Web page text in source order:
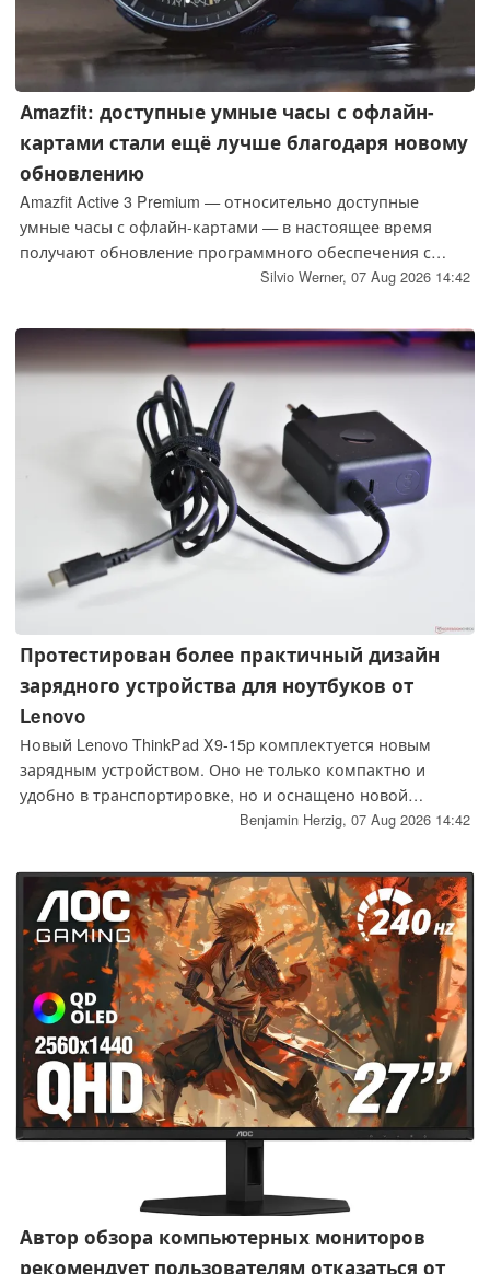
Amazfit: доступные умные часы с офлайн-
картами стали ещё лучше благодаря новому
обновлению
Amazfit Active 3 Premium — относительно доступные
умные часы с офлайн-картами — в настоящее время
получают обновление программного обеспечения с
множеством новых функций. В зависимости от того, как
смогут ощутить заметное улучшение пользовательского
опыта.
Silvio Werner, 07 Aug 2026 14:42
Протестирован более практичный дизайн
зарядного устройства для ноутбуков от
Lenovo
Новый Lenovo ThinkPad X9-15p комплектуется новым
зарядным устройством. Оно не только компактно и
удобно в транспортировке, но и оснащено новой
функцией — вторым портом USB-C, который позволяет
смартфон.
Benjamin Herzig, 07 Aug 2026 14:42
Автор обзора компьютерных мониторов
рекомендует пользователям отказаться от